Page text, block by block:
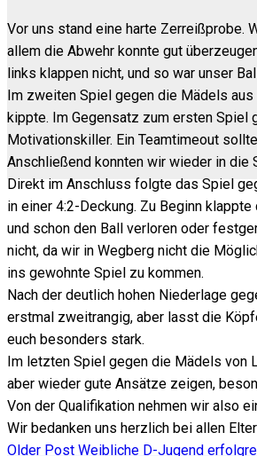
Vor uns stand eine harte Zerreißprobe.
allem die Abwehr konnte gut
links klappen nicht, und so war unser
Im zweiten Spiel gegen die Mädels
kippte. Im Gegensatz zum ersten Spiel
Motivationskiller. Ein Teamtimeout
Anschließend konnten wir wieder in die
Direkt im Anschluss folgte das Spiel
in einer 4:2-Deckung. Zu Beginn
und schon den Ball verloren oder
nicht, da wir in Wegberg nicht die
ins gewohnte Spiel zu kommen.
Nach der deutlich hohen Niederlage
erstmal zweitrangig, aber lasst die
euch besonders stark.
Im letzten Spiel gegen die Mädels von
aber wieder gute Ansätze zeigen,
Von der Qualifikation nehmen wir also
Wir bedanken uns herzlich bei allen
Older Post Weibliche D-Jugend